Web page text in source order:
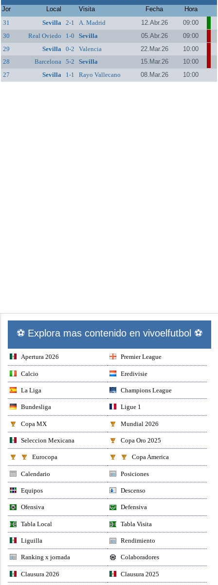
Jor Local Visita Fecha
Hora
31
Sevilla 2-1 A. Madrid 12.Abr.26
09:00
30
Real Oviedo 1-0 Sevilla 05.Abr.26
09:00
29
Sevilla 0-2 Valencia 22.Mar.26
10:00
28
Barcelona 5-2 Sevilla 15.Mar.26
10:00
27
Sevilla 1-1 Rayo Vallecano 08.Mar.26 10:00
⚽ Explora mas contenido en vivoelfutbol ⚽
Apertura 2026 Premier League
Calcio Eredivisie
La Liga Champions League
Bundesliga Ligue 1
Copa MX Mundial 2026
Seleccion Mexicana Copa Oro 2025
Eurocopa Copa America
Calendario Posiciones
Equipos Descenso
Ofensiva Defensiva
Tabla Local Tabla Visita
Liguilla Rendimiento
Ranking x jornada Colaboradores
Clausura 2026 Clausura 2025